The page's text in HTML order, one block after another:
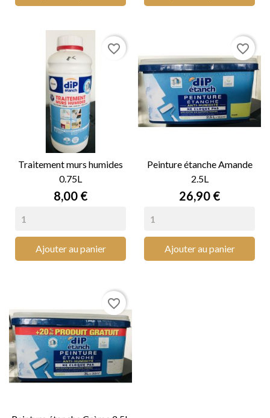
Traitement murs humides
0.75L
Prix
8,00 €
Ajouter au panier
favorite_border
Peinture étanche Amande
2.5L
Prix
26,90 €
Ajouter au panier
favorite_border
favorite_border